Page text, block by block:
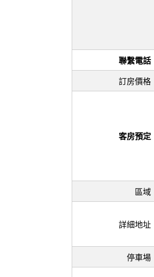
聯繫電話
訂房價格
客房預定
區域
詳細地址
停車場